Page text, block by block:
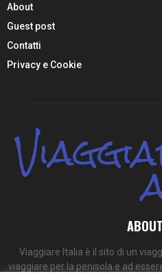
About
Guest post
Contatti
Privacy e Cookie
Viaggiare Italia è il sito di un
viaggiare per la penisola e ad